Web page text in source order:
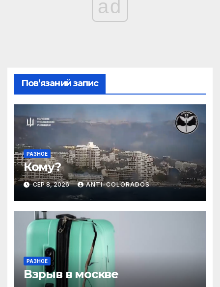
ad
Пов’язаний запис
РАЗНОЕ
Кому?
СЕР 8, 2026 ANTI-COLORADOS
РАЗНОЕ
Взрыв в москве